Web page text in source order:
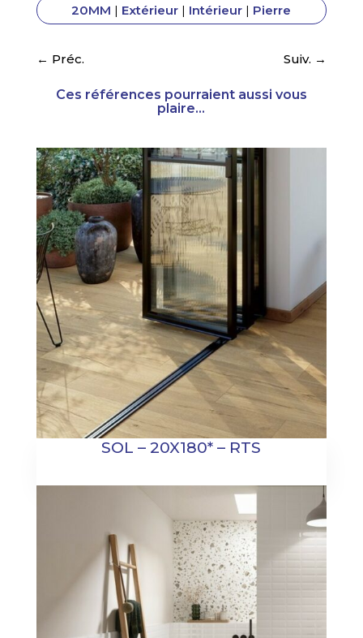
20MM | Extérieur | Intérieur | Pierre
← Préc. Suiv. →
Ces références pourraient aussi vous
plaire...
SOL – 20X180* – RTS